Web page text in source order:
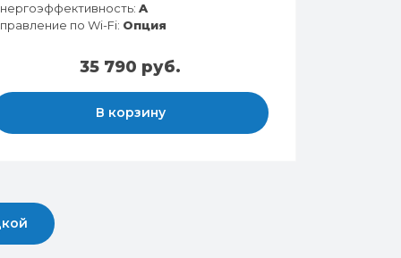
A
по Wi-Fi: Опция
35 790 руб.
В корзину